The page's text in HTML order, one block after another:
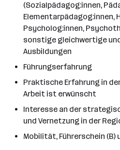
(Sozialpädagog:innen,
Elementarpädagog:innen,
Psycholog:innen,
sonstige gleichwertige
Ausbildungen
Führungserfahrung
Praktische Erfahrung in
Arbeit ist erwünscht
Interesse an der
und Vernetzung in der
Mobilität, Führerschein